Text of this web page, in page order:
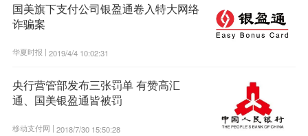
国美旗下支付公司银盈通卷入特大网络
诈骗案
华夏时报 | 2019/4/4 10:02:31
央行营管部发布三张罚单 有赞高汇
通、国美银盈通皆被罚
移动支付网 | 2018/7/30 15:50:28